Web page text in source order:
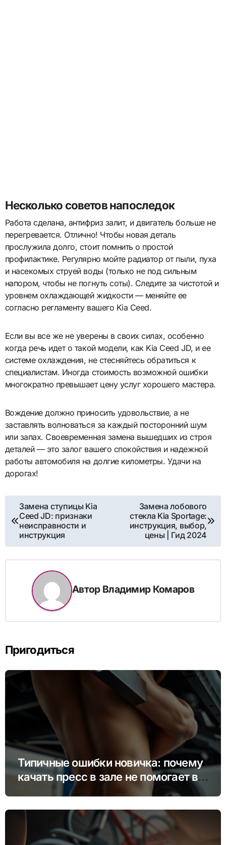
Несколько советов напоследок
Работа сделана, антифриз залит, и двигатель больше не
перегревается. Отлично! Чтобы новая деталь
прослужила долго, стоит помнить о простой
профилактике. Регулярно мойте радиатор от пыли, пуха
и насекомых струей воды (только не под сильным
напором, чтобы не погнуть соты). Следите за чистотой и
уровнем охлаждающей жидкости — меняйте ее
согласно регламенту вашего Kia Ceed.
Если вы все же не уверены в своих силах, особенно
когда речь идет о такой модели, как Kia Ceed JD, и ее
системе охлаждения, не стесняйтесь обратиться к
специалистам. Иногда стоимость возможной ошибки
многократно превышает цену услуг хорошего мастера.
Вождение должно приносить удовольствие, а не
заставлять волноваться за каждый посторонний шум
или запах. Своевременная замена вышедших из строя
деталей — это залог вашего спокойствия и надежной
работы автомобиля на долгие километры. Удачи на
дорогах!
Навигация
по
записям
Замена ступицы Kia
Ceed JD: признаки
неисправности и
инструкция
Замена лобового
стекла Kia Sportage:
инструкция, выбор,
цены | Гид 2024
Автор Владимир Комаров
Пригодиться
Типичные ошибки новичка: почему
качать пресс в зале не помогает в